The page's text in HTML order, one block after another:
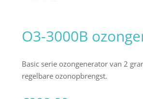
O3-3000B
Basic serie ozongenerator van 2
regelbare ozonopbrengst.